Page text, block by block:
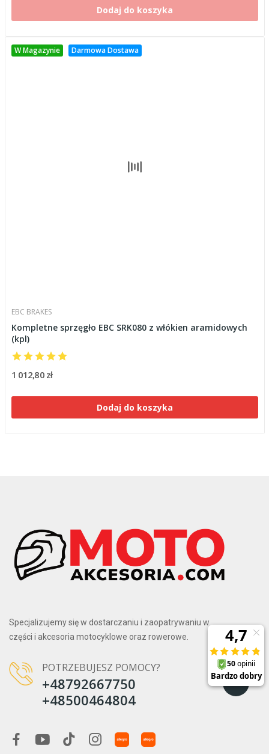
Dodaj do koszyka
W Magazynie Darmowa Dostawa
EBC BRAKES
Kompletne sprzęgło EBC SRK080 z włókien aramidowych
(kpl)
1 012,80 zł
Dodaj do koszyka
Specjalizujemy się w dostarczaniu i zaopatrywaniu w
części i akcesoria motocyklowe oraz rowerowe.
POTRZEBUJESZ POMOCY?
+48792667750
+48500464804